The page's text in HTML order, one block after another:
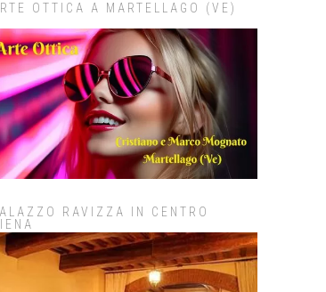
OTTICA A MARTELLAGO (VE)
RAVIZZA IN CENTRO